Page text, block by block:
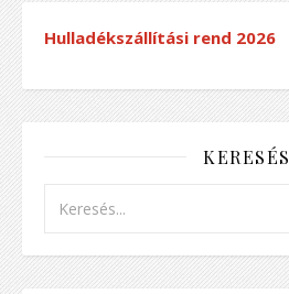
Hulladékszállítási rend 2026
KERESÉS